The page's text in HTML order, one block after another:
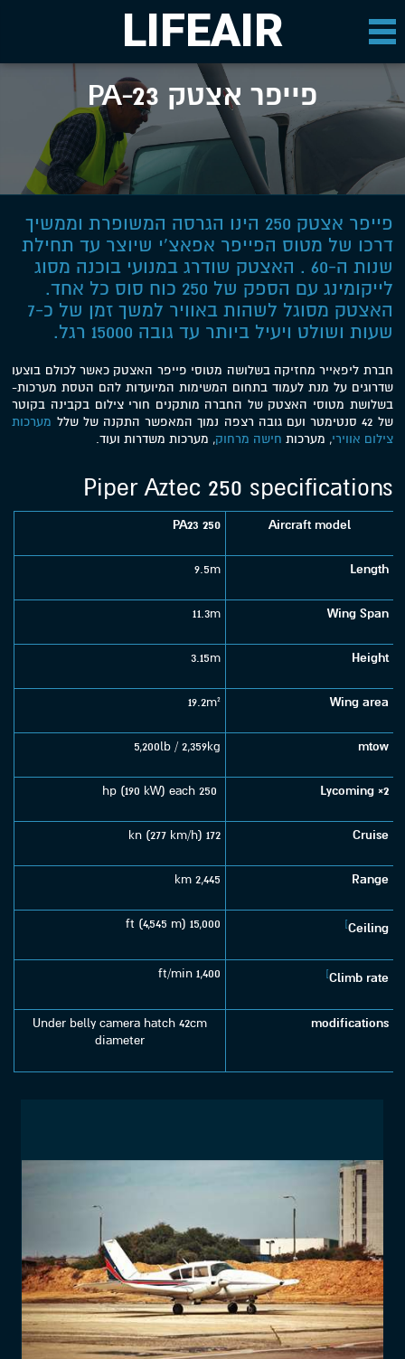
LIFEAIR
פייפר אצטק PA-23
פייפר אצטק 250 הינו הגרסה המשופרת וממשיך
דרכו של מטוס הפייפר אפאצ'י שיוצר עד תחילת
שנות ה-60 . האצטק שודרג במנועי בוכנה מסוג
לייקומינג עם הספק של 250 כוח סוס כל אחד.
האצטק מסוגל לשהות באוויר למשך זמן של כ-7
שעות ושולט ויעיל ביותר עד גובה 15000 רגל.
חברת ליפאייר מחזיקה בשלושה מטוסי פייפר האצטק כאשר לכולם בוצעו
שדרוגים על מנת לעמוד בתחום המשימות המיועדות להם הטסת מערכות-
בשלושת מטוסי האצטק של החברה מותקנים חורי צילום בקבינה בקוטר
של 42 סנטימטר ועם גובה רצפה נמוך המאפשר התקנה של שלל
מערכות
צילום אווירי, מערכות חישה מרחוק, מערכות משדרות ועוד.
Piper Aztec 250 specifications
Aircraft model
PA23 250
Length
9.5m
Wing Span
11.3m
Height
3.15m
Wing area
19.2m²
mtow
5,200lb / 2,359kg
2×
Lycoming
Cruise
172 kn (277 km/h)
Range
2,445 km
Ceiling
]
15,000 ft (4,545 m)
Climb rate
]
1,400 ft/min
modifications
Under belly camera hatch 42cm
diameter